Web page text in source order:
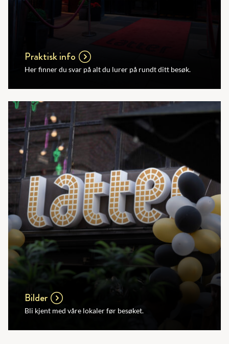
Praktisk info
Her finner du svar på alt du lurer på rundt ditt besøk.
Bilder
Bli kjent med våre lokaler før besøket.